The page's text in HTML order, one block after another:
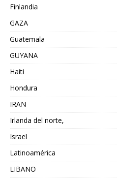
Finlandia
GAZA
Guatemala
GUYANA
Haiti
Hondura
IRAN
Irlanda del norte,
Israel
Latinoamérica
LIBANO